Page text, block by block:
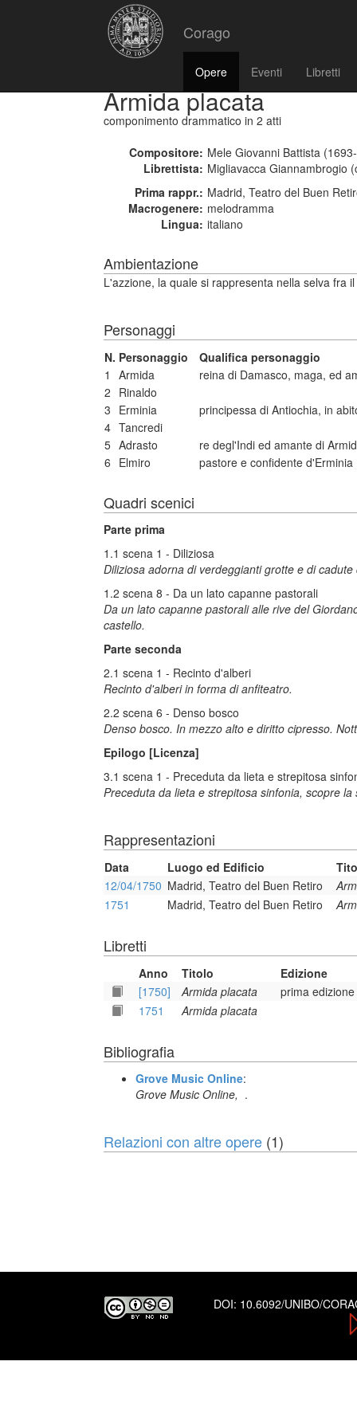
Corago
Opere Eventi Libretti
Armida placata
componimento drammatico in 2 atti
Compositore: Mele Giovanni Battista
Librettista: Migliavacca Giannambrogio
Prima rappr.: Madrid, Teatro del Buen
Macrogenere: melodramma
Lingua: italiano
Ambientazione
L'azzione, la quale si rappresenta nella selva fra
Personaggi
N. Personaggio
Qualifica personaggio
1
Armida
reina di Damasco, maga, ed
2 Rinaldo
3 Erminia
principessa di Antiochia, in
4 Tancredi
5 Adrasto
re degl'Indi ed amante di
6 Elmiro pastore e confidente d'Erminia
Quadri scenici
Parte prima
1.1 scena 1 - Diliziosa
Diliziosa adorna di verdeggianti grotte e di
1.2 scena 8 - Da un lato capanne pastorali
Da un lato capanne pastorali alle rive del
castello.
Parte seconda
2.1 scena 1 - Recinto d'alberi
Recinto d'alberi in forma di anfiteatro.
2.2 scena 6 - Denso bosco
Denso bosco. In mezzo alto e diritto cipresso.
Epilogo [Licenza]
3.1 scena 1 - Preceduta da lieta e strepitosa
Preceduta da lieta e strepitosa sinfonia, scopre
Rappresentazioni
Data Luogo ed Edificio
12/04/1750 Madrid, Teatro del Buen Retiro
1751
Madrid, Teatro del Buen Retiro
Libretti
Anno Titolo
Edizione
[1750]
Armida placata
prima
1751
Armida placata
Bibliografia
Grove Music Online:
Grove Music Online, .
Relazioni con altre opere (1)
DOI: 10.6092/UNIBO/